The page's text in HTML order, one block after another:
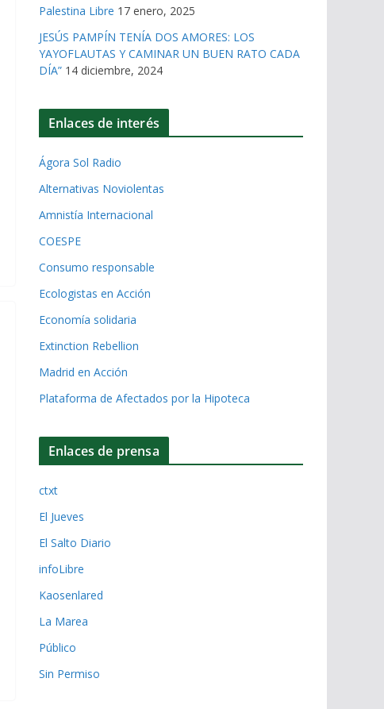
Palestina Libre 17 enero, 2025
JESÚS PAMPÍN TENÍA DOS AMORES: LOS
YAYOFLAUTAS Y CAMINAR UN BUEN RATO CADA
DÍA” 14 diciembre, 2024
Enlaces de interés
Ágora Sol Radio
Alternativas Noviolentas
Amnistía Internacional
COESPE
Consumo responsable
Ecologistas en Acción
Economía solidaria
Extinction Rebellion
Madrid en Acción
Plataforma de Afectados por la Hipoteca
Enlaces de prensa
ctxt
El Jueves
El Salto Diario
infoLibre
Kaosenlared
La Marea
Público
Sin Permiso